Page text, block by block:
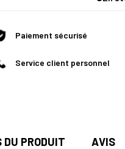
Paiement sécurisé
Service client personnel
PRODUIT AVIS